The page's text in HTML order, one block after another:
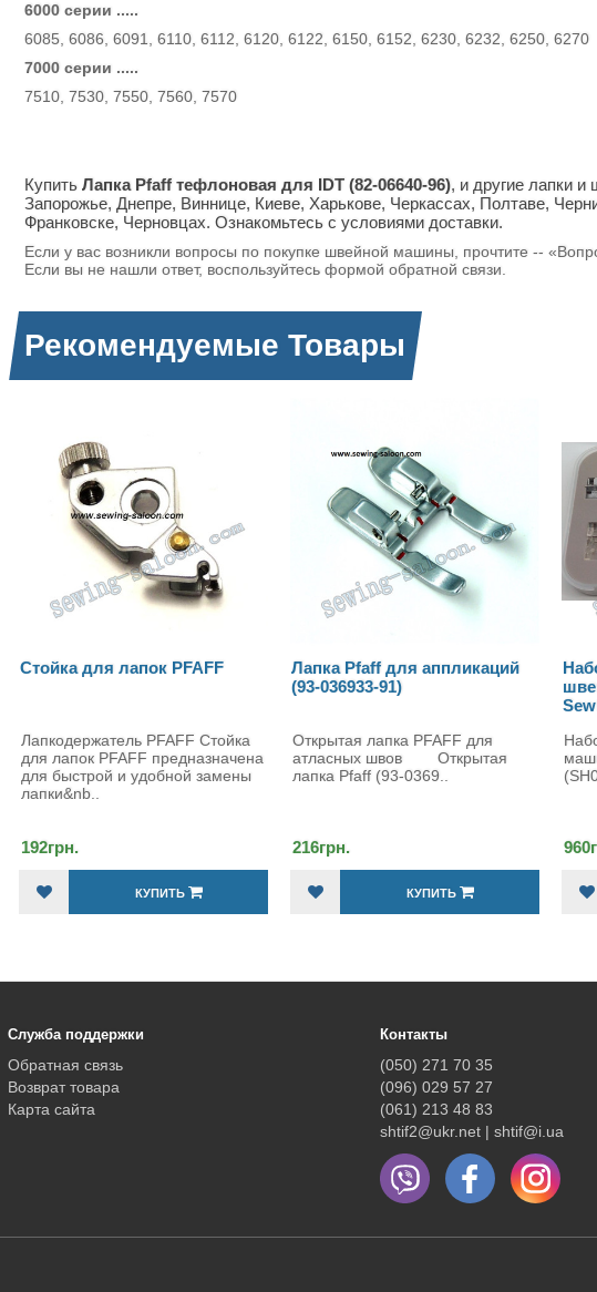
6000 серии .....
6085, 6086, 6091, 6110, 6112, 6120, 6122, 6150, 6152, 6230, 6232, 6250, 6270
7000 серии .....
7510, 7530, 7550, 7560, 7570
Купить Лапка Pfaff тефлоновая для IDT (82-06640-96), и другие лапки
Запорожье, Днепре, Виннице, Киеве, Харькове, Черкассах, Полтаве,
Франковске, Черновцах. Ознакомьтесь с условиями доставки.
Если у вас возникли вопросы по покупке швейной машины, прочтите --
Если вы не нашли ответ, воспользуйтесь формой обратной связи.
Рекомендуемые Товары
Лапка Pfaff для аппликаций
Открытая лапка PFAFF для
атласных швов Открытая
лапка Pfaff (93-0369..
216грн.
КУПИТЬ
Набор лапок 11 шт для
швейной машины PFAFF
Набор лапок 11 шт. для швейной
машины PFAFF - SewingGood
(SH011) Набор лапок для ш..
960грн.
КУПИТЬ
Служба поддержки
Обратная связь
Возврат товара
Карта сайта
Контакты
(050) 271 70 35
(096) 029 57 27
(061) 213 48 83
shtif2@ukr.net | shtif@i.ua